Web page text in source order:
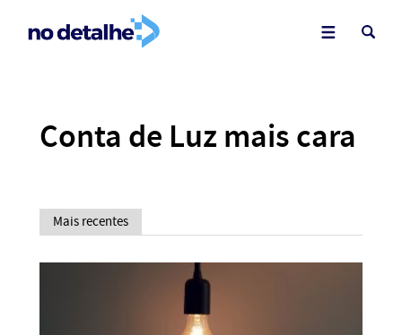
Conta de Luz mais cara
Mais recentes